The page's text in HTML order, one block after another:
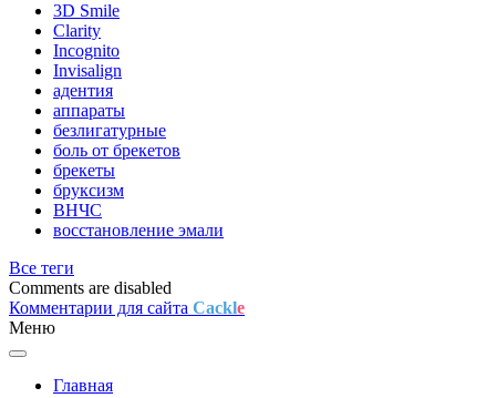
3D Smile
Clarity
Incognito
Invisalign
адентия
аппараты
безлигатурные
боль от брекетов
брекеты
бруксизм
ВНЧС
восстановление эмали
Все теги
Comments are disabled
Комментарии для сайта Cackle
Меню
Главная